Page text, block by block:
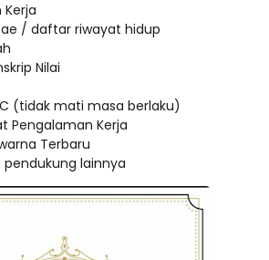
/ daftar riwayat hidup
Nilai
(tidak mati masa berlaku)
Pengalaman Kerja
Terbaru
lainnya